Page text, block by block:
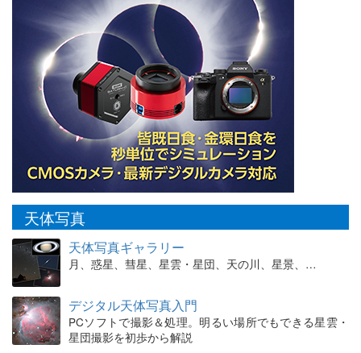
天体写真
天体写真ギャラリー
月、惑星、彗星、星雲・星団、天の川、星景、…
デジタル天体写真入門
PCソフトで撮影＆処理。明るい場所でもできる星雲・
星団撮影を初歩から解説